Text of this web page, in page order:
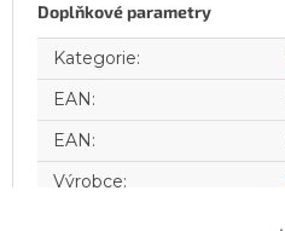
Doplňkové parametry
Kategorie:
EAN:
EAN:
Výrobce: